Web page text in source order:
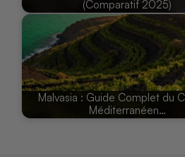
(Comparatif 2025)
Malvasia : Guide Complet du
Méditerranéen…